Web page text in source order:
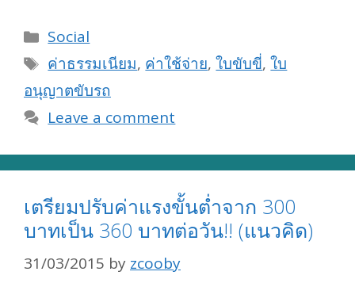
Categories
Social
Tags
ค่าธรรมเนียม, ค่าใช้จ่าย,ใบขับขี่,ใบ
อนุญาตขับรถ
Leave a comment
เตรียมปรับค่าแรงขั้นต่ำจาก 300
บาทเป็น 360 บาทต่อวัน!! (แนวคิด)
31/03/2015 by zcooby